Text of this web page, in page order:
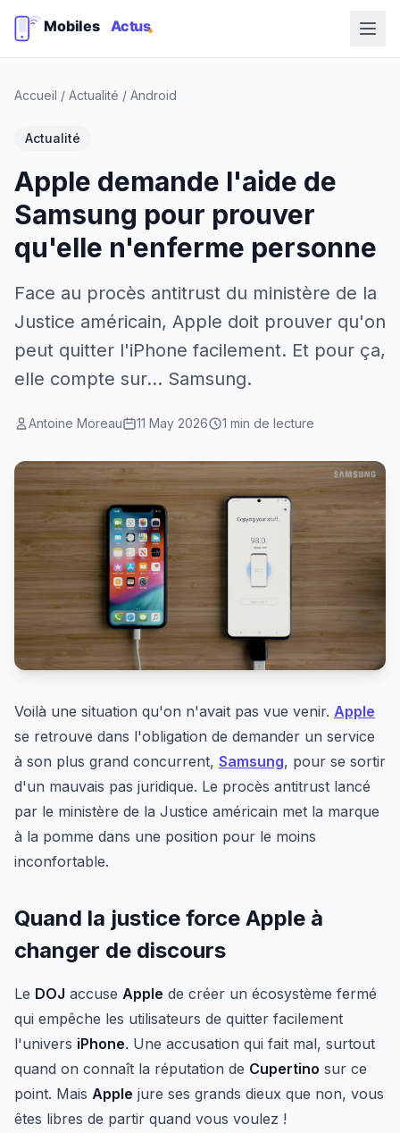
Accueil / Actualité / Android
Actualité
Apple demande l'aide de
Samsung pour prouver
qu'elle n'enferme personne
Face au procès antitrust du ministère de la
Justice américain, Apple doit prouver qu'on
peut quitter l'iPhone facilement. Et pour ça,
elle compte sur... Samsung.
Antoine Moreau 11 May 2026 1 min de lecture
Voilà une situation qu'on n'avait pas vue venir. Apple
se retrouve dans l'obligation de demander un service
à son plus grand concurrent, Samsung, pour se sortir
d'un mauvais pas juridique. Le procès antitrust lancé
par le ministère de la Justice américain met la marque
à la pomme dans une position pour le moins
inconfortable.
Quand la justice force Apple à
changer de discours
Le DOJ accuse Apple de créer un écosystème fermé
qui empêche les utilisateurs de quitter facilement
l'univers iPhone. Une accusation qui fait mal, surtout
quand on connaît la réputation de Cupertino sur ce
point. Mais Apple jure ses grands dieux que non, vous
êtes libres de partir quand vous voulez !